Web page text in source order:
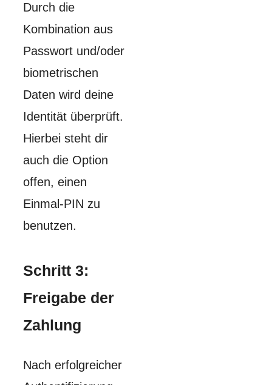
Durch die
Kombination aus
Passwort und/oder
biometrischen
Daten wird deine
Identität überprüft.
Hierbei steht dir
auch die Option
offen, einen
Einmal-PIN zu
benutzen.
Schritt 3:
Freigabe der
Zahlung
Nach erfolgreicher